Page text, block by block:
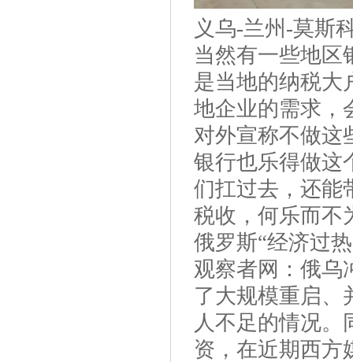
义乌-兰州-莫斯
当然有一些地区
是当地的纳税大
地企业的需求，
对外宣称不做这
银行也乐得做这
们扛过去，还能
税收，何乐而不
俄罗斯“经济过
观察者网：俄乌
了大规模重启、
人不足的情况
资，在近期西方